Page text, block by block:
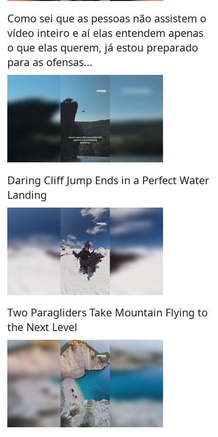
Como sei que as pessoas não assistem o
vídeo inteiro e aí elas entendem apenas
o que elas querem, já estou preparado
para as ofensas...
Daring Cliff Jump Ends in a Perfect Water
Landing
Two Paragliders Take Mountain Flying to
the Next Level